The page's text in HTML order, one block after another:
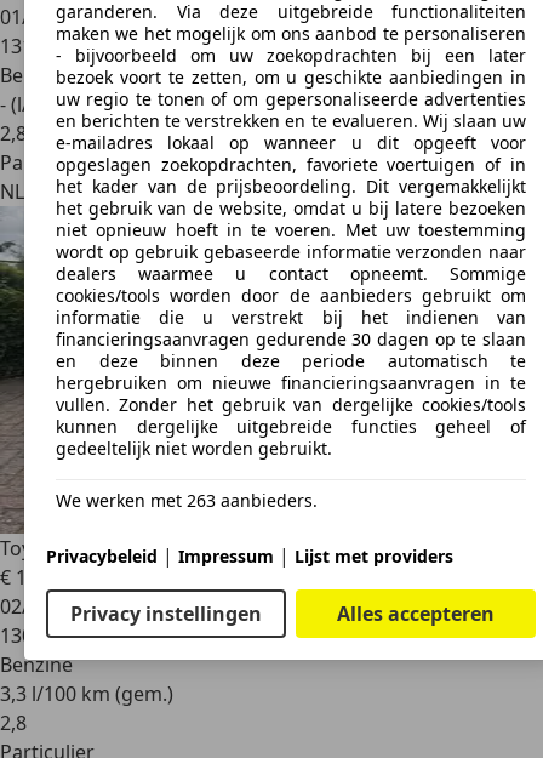
01/2011
131.158 km
Benzine
- (l/100 km)
2,8
Particulier
NL 9461Aa En Hunze
Toyota Yaris1.5 Hyb. Aspiration
€ 12.999
02/2018
130.000 km
Benzine
3,3 l/100 km (gem.)
2,8
Particulier
garanderen. Via deze uitgebreide functionaliteiten
maken we het mogelijk om ons aanbod te personaliseren
- bijvoorbeeld om uw zoekopdrachten bij een later
bezoek voort te zetten, om u geschikte aanbiedingen in
uw regio te tonen of om gepersonaliseerde advertenties
en berichten te verstrekken en te evalueren. Wij slaan uw
e-mailadres lokaal op wanneer u dit opgeeft voor
opgeslagen zoekopdrachten, favoriete voertuigen of in
het kader van de prijsbeoordeling. Dit vergemakkelijkt
het gebruik van de website, omdat u bij latere bezoeken
niet opnieuw hoeft in te voeren. Met uw toestemming
wordt op gebruik gebaseerde informatie verzonden naar
dealers waarmee u contact opneemt. Sommige
cookies/tools worden door de aanbieders gebruikt om
informatie die u verstrekt bij het indienen van
financieringsaanvragen gedurende 30 dagen op te slaan
en deze binnen deze periode automatisch te
hergebruiken om nieuwe financieringsaanvragen in te
vullen. Zonder het gebruik van dergelijke cookies/tools
kunnen dergelijke uitgebreide functies geheel of
gedeeltelijk niet worden gebruikt.
We werken met 263 aanbieders.
Privacybeleid | Impressum | Lijst met providers
Privacy instellingen Alles accepteren